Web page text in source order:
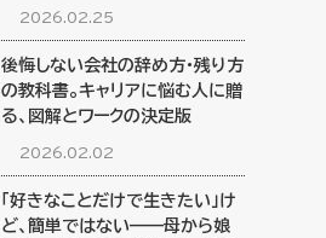
2026.02.25
後悔しない会社の辞め方・残り方
の教科書。キャリアに悩む人に贈
る、図解とワークの決定版
2026.02.02
「好きなことだけで生きたい」け
ど、簡単ではない——母から娘